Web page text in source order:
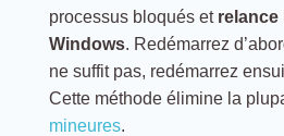
processus bloqués et relance
Windows. Redémarrez
ne suffit pas, redémarrez
Cette méthode élimine la
mineures.